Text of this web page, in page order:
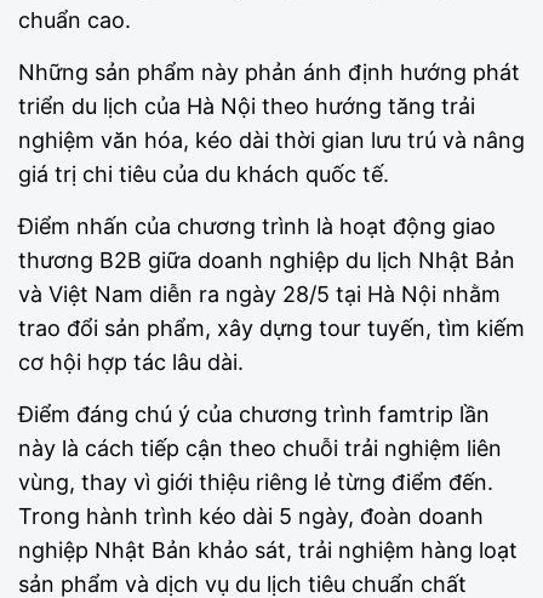
chuẩn cao.
Những sản phẩm này phản ánh định hướng phát
triển du lịch của Hà Nội theo hướng tăng trải
nghiệm văn hóa, kéo dài thời gian lưu trú và nâng
giá trị chi tiêu của du khách quốc tế.
Điểm nhấn của chương trình là hoạt động giao
thương B2B giữa doanh nghiệp du lịch Nhật Bản
và Việt Nam diễn ra ngày 28/5 tại Hà Nội nhằm
trao đổi sản phẩm, xây dựng tour tuyến, tìm kiếm
cơ hội hợp tác lâu dài.
Điểm đáng chú ý của chương trình famtrip lần
này là cách tiếp cận theo chuỗi trải nghiệm liên
vùng, thay vì giới thiệu riêng lẻ từng điểm đến.
Trong hành trình kéo dài 5 ngày, đoàn doanh
nghiệp Nhật Bản khảo sát, trải nghiệm hàng loạt
sản phẩm và dịch vụ du lịch tiêu chuẩn chất